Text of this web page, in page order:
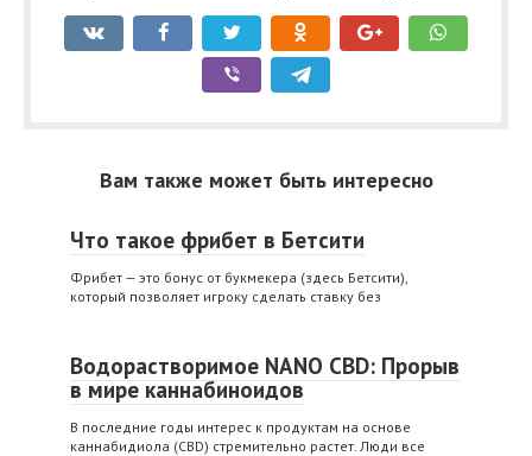
Вам также может быть интересно
Что такое фрибет в Бетсити
Фрибет — это бонус от букмекера (здесь Бетсити),
который позволяет игроку сделать ставку без
Водорастворимое NANO CBD: Прорыв
в мире каннабиноидов
В последние годы интерес к продуктам на основе
каннабидиола (CBD) стремительно растет. Люди все